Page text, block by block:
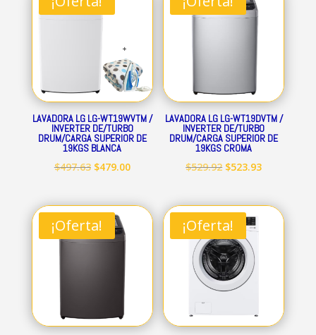
LAVADORA LG LG-WT19WVTM /
INVERTER DE/TURBO
DRUM/CARGA SUPERIOR DE
19KGS BLANCA
$497.63 El
original
era:
$497.63.
$479.00El
actual
LAVADORA LG LG-WT19DVTM /
INVERTER DE/TURBO
DRUM/CARGA SUPERIOR DE
19KGS CROMA
$529.92 El
original
era:
$529.92.
$523.93El
actual
¡Oferta! ¡Oferta!